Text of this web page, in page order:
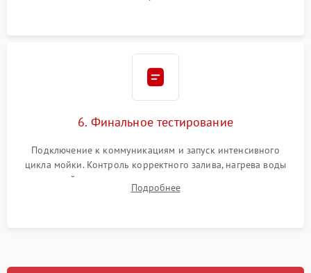
6. Финальное тестирование
Подключение к коммуникациям и запуск интенсивного
цикла мойки. Контроль корректного залива, нагрева воды
до нужной температуры, отсутствия посторонних шумов,
штатного слива и абсолютной сухости в поддоне.
Подробнее